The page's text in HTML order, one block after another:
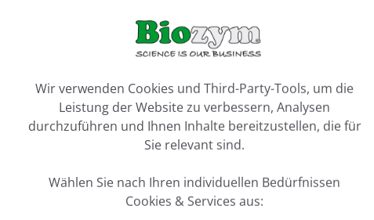
antibody AzureSpectra 700"
Wir verwenden Cookies und Third-Party-Tools, um die
Leistung der Website zu verbessern, Analysen
durchzuführen und Ihnen Inhalte bereitzustellen, die für
Sie relevant sind.
Wählen Sie nach Ihren individuellen Bedürfnissen
Cookies & Services aus: